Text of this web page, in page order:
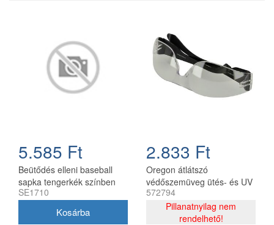
5.585 Ft
Beütődés elleni baseball
sapka tengerkék színben
SE1710
2.833 Ft
Oregon átlátszó
védőszemüveg ütés- és UV
védelemmel
572794
Pillanatnyilag nem
rendelhető!